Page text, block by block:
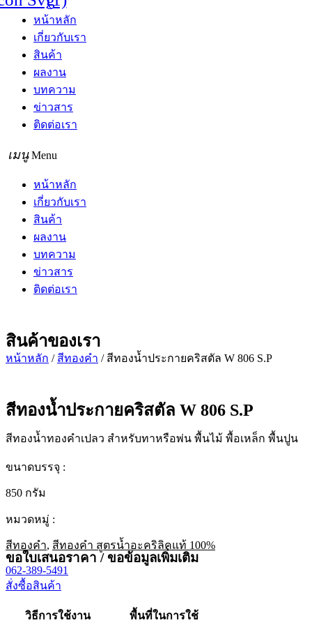
หน้าหลัก
เกี่ยวกับเรา
สินค้า
ผลงาน
บทความ
ข่าวสาร
ติดต่อเรา
Menu
หน้าหลัก
เกี่ยวกับเรา
สินค้า
ผลงาน
บทความ
ข่าวสาร
ติดต่อเรา
สินค้าของเรา
หน้าหลัก / สีทองคำ / สีทองน้ำประกายคริสตัล W 806 S.P
สีทองน้ำประกายคริสตัล W 806 S.P
สีทองน้ำทองคำเปลว สำหรับทาหรือพ่น พื้นไม้ พื้อเหล็ก พื้นปูน
ขนาดบรรจุ :
850 กรัม
หมวดหมู่ :
สีทองคำ, สีทองคำ สูตรน้ำอะคริลิคแท้ 100%
ขอใบเสนอราคา / ขอข้อมูลเพิ่มเติม
062-389-5491
สั่งซื้อสินค้า
วิธีการใช้งาน พื้นที่ในการใช้